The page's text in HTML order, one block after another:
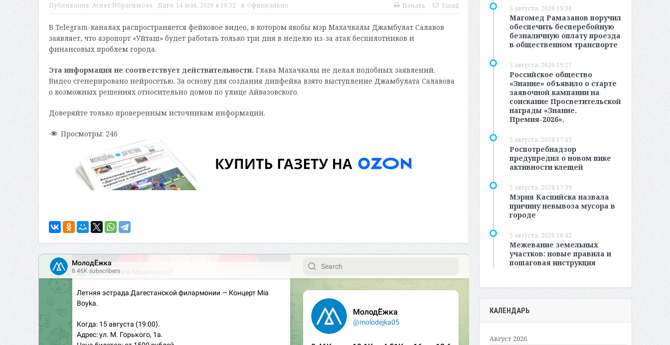
Публикация: Асият Ибрагимова Дата: 14 мая, 2026 в 18:32 в: Официально Печать Email
В Telegram-каналах распространяется фейковое видео, в котором якобы мэр Махачкалы Джамбулат Салавов
заявляет, что аэропорт «Уйташ» будет работать только три дня в неделю из-за атак беспилотников и
финансовых проблем города.
Эта информация не соответствует действительности. Глава Махачкалы не делал подобных заявлений.
Видео сгенерировано нейросетью. За основу для создания дипфейка взято выступление Джамбулата Салавова
о возможных решениях относительно домов по улице Айвазовского.
Доверяйте только проверенным источникам информации.
Просмотры: 246
5 августа, 2026 19:34
Магомед Рамазанов поручил
обеспечить бесперебойную
безналичную оплату проезда
в общественном транспорте
5 августа, 2026 19:27
Российское общество
«Знание» объявило о старте
заявочной кампании на
соискание Просветительской
награды «Знание.
Премия-2026».
5 августа, 2026 17:45
Роспотребнадзор
предупредил о новом пике
активности клещей
5 августа, 2026 17:39
Мэрия Каспийска назвала
причину невывоза мусора в
городе
5 августа, 2026 16:42
Межевание земельных
участков: новые правила и
пошаговая инструкция
КАЛЕНДАРЬ
Август 2026